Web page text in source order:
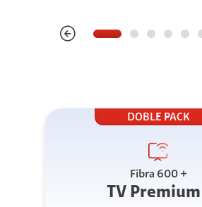
DOBLE PACK
Fibra 600 +
TV Premium I